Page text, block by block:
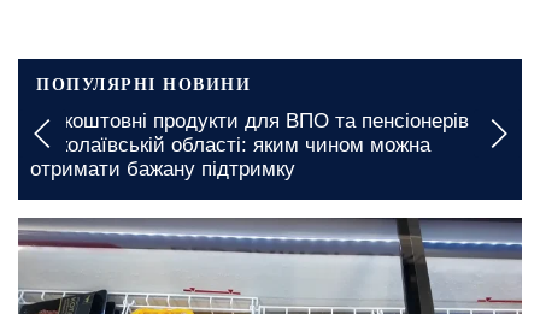
ПОПУЛЯРНІ НОВИНИ
пенсіонерів у
можна
Підвищення тарифів на комунальні
Полтавській області: з якою
стикнуться у платіжках
сьогодні, 05:00